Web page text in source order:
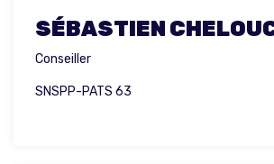
SÉBASTIEN
Conseiller
SNSPP-PATS 63